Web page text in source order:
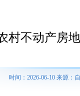
村不动产房
时间：2026-06-10 来源：